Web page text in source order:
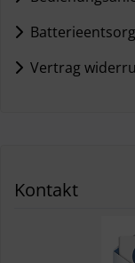
Vertrag
Kontakt